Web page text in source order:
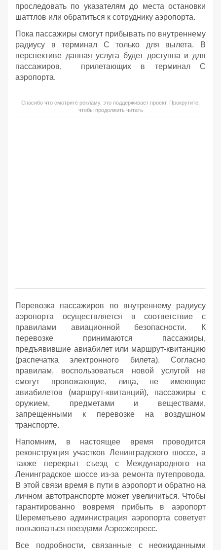
проследовать по указателям до места остановки
шаттлов или обратиться к сотруднику аэропорта.
Пока пассажиры смогут прибывать по внутреннему
радиусу в терминал С только для вылета. В
перспективе данная услуга будет доступна и для
пассажиров, прилетающих в терминал С
аэропорта.
Спасибо что смотрите рекламу, это поддерживает проект. Прокрутите,
чтобы продолжить читать
Перевозка пассажиров по внутреннему радиусу
аэропорта осуществляется в соответствие с
правилами авиационной безопасности. К
перевозке принимаются пассажиры,
предъявившие авиабилет или маршрут-квитанцию
(распечатка электронного билета). Согласно
правилам, воспользоваться новой услугой не
смогут провожающие, лица, не имеющие
авиабилетов (маршрут-квитанций), пассажиры с
оружием, предметами и веществами,
запрещенными к перевозке на воздушном
транспорте.
Напомним, в настоящее время проводится
реконструкция участков Ленинградского шоссе, а
также перекрыт съезд с Международного на
Ленинградское шоссе из-за ремонта путепровода.
В этой связи время в пути в аэропорт и обратно на
личном автотранспорте может увеличиться. Чтобы
гарантированно вовремя прибыть в аэропорт
Шереметьево администрация аэропорта советует
пользоваться поездами Аэроэкспресс.
Все подробности, связанные с неожиданными